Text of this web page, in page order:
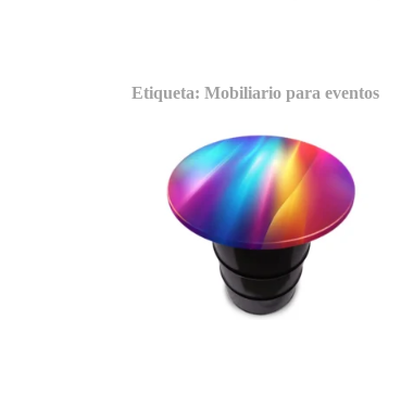
Etiqueta: Mobiliario para eventos